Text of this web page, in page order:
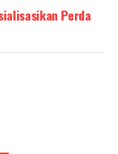
Perda